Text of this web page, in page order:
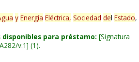
y Energía Eléctrica, Sociedad del Estado,
disponibles para préstamo: Signatura
v.1 (1).